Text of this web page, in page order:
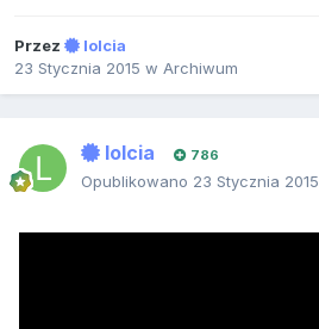
Przez
lolcia
23 Stycznia 2015 w Archiwum
lolcia 786
Opublikowano 23 Stycznia 2015